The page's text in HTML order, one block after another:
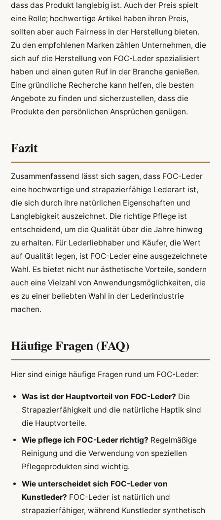
dass das Produkt langlebig ist. Auch der Preis spielt
eine Rolle; hochwertige Artikel haben ihren Preis,
sollten aber auch Fairness in der Herstellung bieten.
Zu den empfohlenen Marken zählen Unternehmen, die
sich auf die Herstellung von FOC-Leder spezialisiert
haben und einen guten Ruf in der Branche genießen.
Eine gründliche Recherche kann helfen, die besten
Angebote zu finden und sicherzustellen, dass die
Produkte den persönlichen Ansprüchen genügen.
Fazit
Zusammenfassend lässt sich sagen, dass FOC-Leder
eine hochwertige und strapazierfähige Lederart ist,
die sich durch ihre natürlichen Eigenschaften und
Langlebigkeit auszeichnet. Die richtige Pflege ist
entscheidend, um die Qualität über die Jahre hinweg
zu erhalten. Für Lederliebhaber und Käufer, die Wert
auf Qualität legen, ist FOC-Leder eine ausgezeichnete
Wahl. Es bietet nicht nur ästhetische Vorteile, sondern
auch eine Vielzahl von Anwendungsmöglichkeiten, die
es zu einer beliebten Wahl in der Lederindustrie
machen.
Häufige Fragen (FAQ)
Hier sind einige häufige Fragen rund um FOC-Leder:
Was ist der Hauptvorteil von FOC-Leder? Die
Strapazierfähigkeit und die natürliche Haptik sind
die Hauptvorteile.
Wie pflege ich FOC-Leder richtig? Regelmäßige
Reinigung und die Verwendung von speziellen
Pflegeprodukten sind wichtig.
Wie unterscheidet sich FOC-Leder von
Kunstleder? FOC-Leder ist natürlich und
strapazierfähiger, während Kunstleder synthetisch